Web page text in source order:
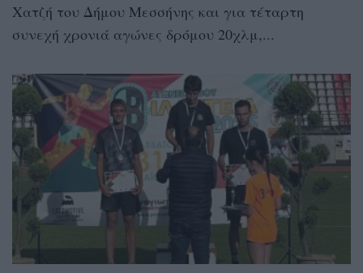
Χατζή του Δήμου Μεσσήνης και για τέταρτη
συνεχή χρονιά αγώνες δρόμου 20χλμ,...